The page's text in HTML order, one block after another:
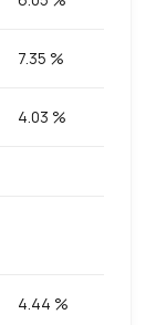
7.35 %
4.03 %
4.44 %